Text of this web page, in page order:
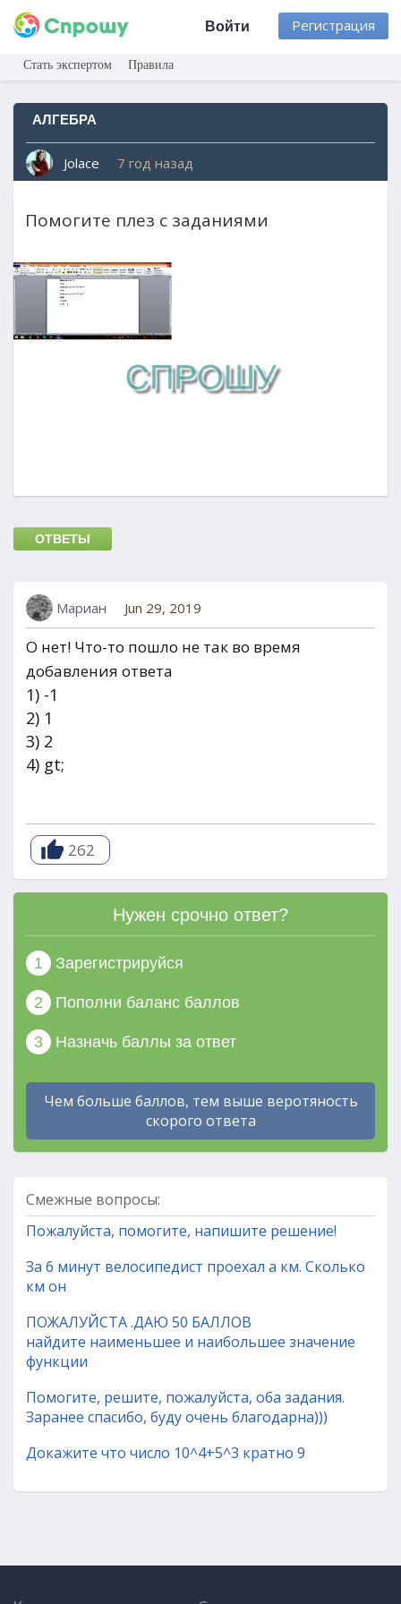
Регистрация
Войти
Стать экспертом Правила
АЛГЕБРА
Jolace 7 год назад
Помогите плез с заданиями
ОТВЕТЫ
Мариан Jun 29, 2019
О нет! Что-то пошло не так во время
добавления ответа
1) -1
2) 1
3) 2
4) gt;
262
Нужен срочно ответ?
1 Зарегистрируйся
2 Пополни баланс баллов
3 Назначь баллы за ответ
Чем больше баллов, тем выше веротяность
скорого ответа
Смежные вопросы:
Пожалуйста, помогите, напишите решение!
За 6 минут велосипедист проехал а км. Сколько
км он
ПОЖАЛУЙСТА .ДАЮ 50 БАЛЛОВ
найдите наименьшее и наибольшее значение
функции
Помогите, решите, пожалуйста, оба задания.
Заранее спасибо, буду очень благодарна)))
Докажите что число 10^4+5^3 кратно 9